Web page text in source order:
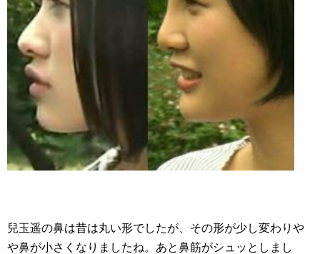
兒玉遥の鼻は昔は丸い形でしたが、その形が少し変わりや
や鼻が小さくなりましたね。あと鼻筋がシュッとしまし